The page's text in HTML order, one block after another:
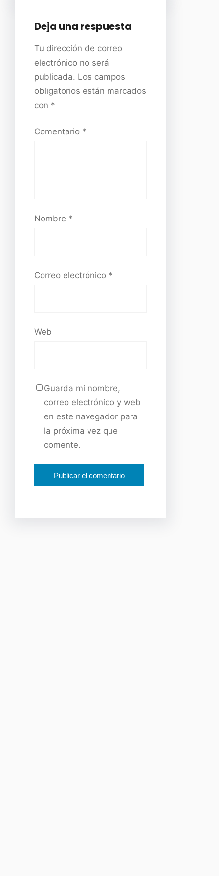
Deja una respuesta
Tu dirección de correo
electrónico no será
publicada. Los campos
obligatorios están marcados
con *
Comentario *
Nombre *
Correo electrónico *
Web
Guarda mi nombre,
correo electrónico y web
en este navegador para
la próxima vez que
comente.